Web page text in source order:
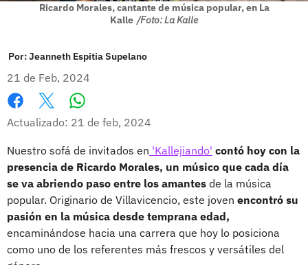
Ricardo Morales, cantante de música popular, en La
Kalle /Foto: La Kalle
Por:Jeanneth Espitia Supelano
21 de Feb, 2024
Facebook
X
Actualizado: 21 de feb, 2024
Nuestro sofá de invitados en 'Kallejiando' contó hoy con la
presencia de Ricardo Morales, un músico que cada día
se va abriendo paso entre los amantes de la música
popular. Originario de Villavicencio, este joven encontró su
pasión en la música desde temprana edad,
encaminándose hacia una carrera que hoy lo posiciona
como uno de los referentes más frescos y versátiles del